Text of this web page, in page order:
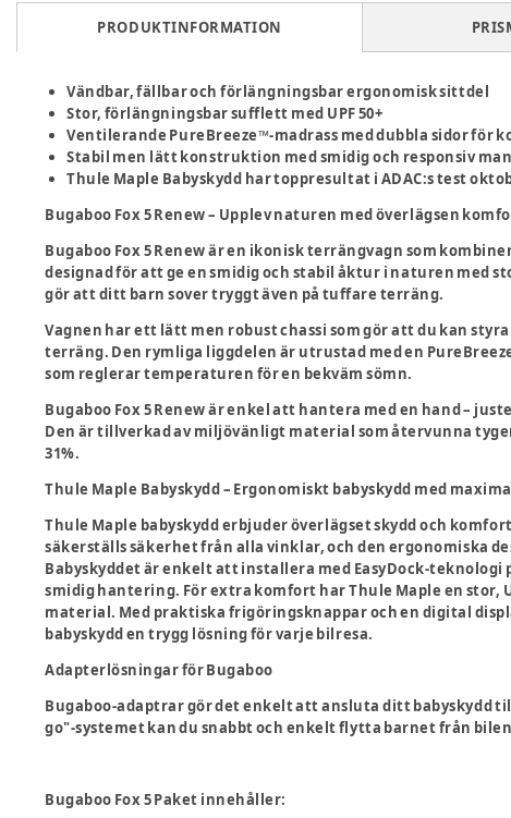
PRODUKTINFORMATION
Vändbar, fällbar och förlängningsbar ergonomisk sittdel
Stor, förlängningsbar sufflett med UPF 50+
Ventilerande PureBreeze™-madrass med dubbla sidor för
Stabil men lätt konstruktion med smidig och responsiv
Thule Maple Babyskydd har toppresultat i ADAC:s test
Bugaboo Fox 5 Renew – Upplev naturen med överlägsen
Bugaboo Fox 5 Renew är en ikonisk terrängvagn som
designad för att ge en smidig och stabil åktur i naturen med
gör att ditt barn sover tryggt även på tuffare terräng.
Vagnen har ett lätt men robust chassi som gör att du kan
terräng. Den rymliga liggdelen är utrustad med en
som reglerar temperaturen för en bekväm sömn.
Bugaboo Fox 5 Renew är enkel att hantera med en hand –
Den är tillverkad av miljövänligt material som återvunna
31%.
Thule Maple Babyskydd – Ergonomiskt babyskydd med
Thule Maple babyskydd erbjuder överlägset skydd och
säkerställs säkerhet från alla vinklar, och den ergonomiska
Babyskyddet är enkelt att installera med EasyDock-teknologi
smidig hantering. För extra komfort har Thule Maple en
material. Med praktiska frigöringsknappar och en digital
babyskydd en trygg lösning för varje bilresa.
Adapterlösningar för Bugaboo
Bugaboo-adaptrar gör det enkelt att ansluta ditt babyskydd
go"-systemet kan du snabbt och enkelt flytta barnet från
Bugaboo Fox 5 Paket innehåller: